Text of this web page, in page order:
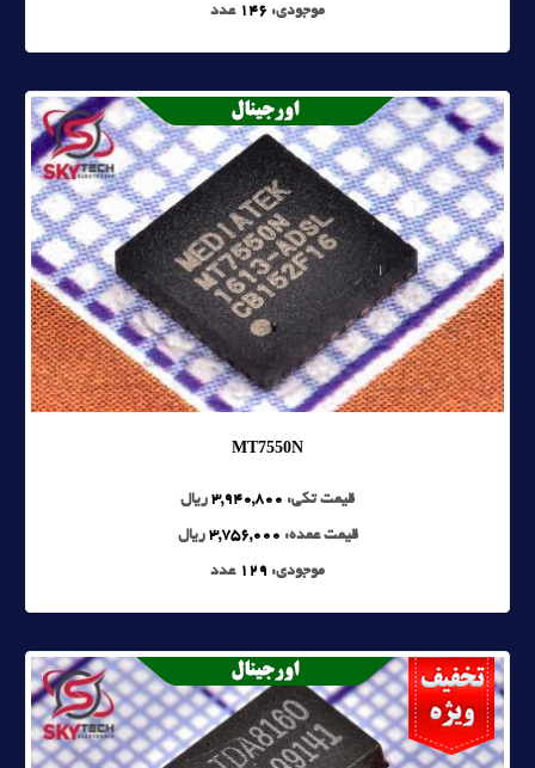
موجودی: 146 عدد
MT7550N
قیمت تکی: 3,940,800 ریال
قیمت عمده: 3,756,000 ریال
موجودی: 129 عدد